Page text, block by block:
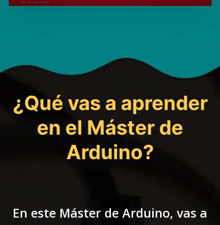
¿Qué vas a aprender
en el Máster de
Arduino?
En este Máster de Arduino, vas a